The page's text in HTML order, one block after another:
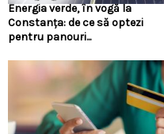
Energia verde, în vogă la
Constanța: de ce să optezi
pentru panouri...